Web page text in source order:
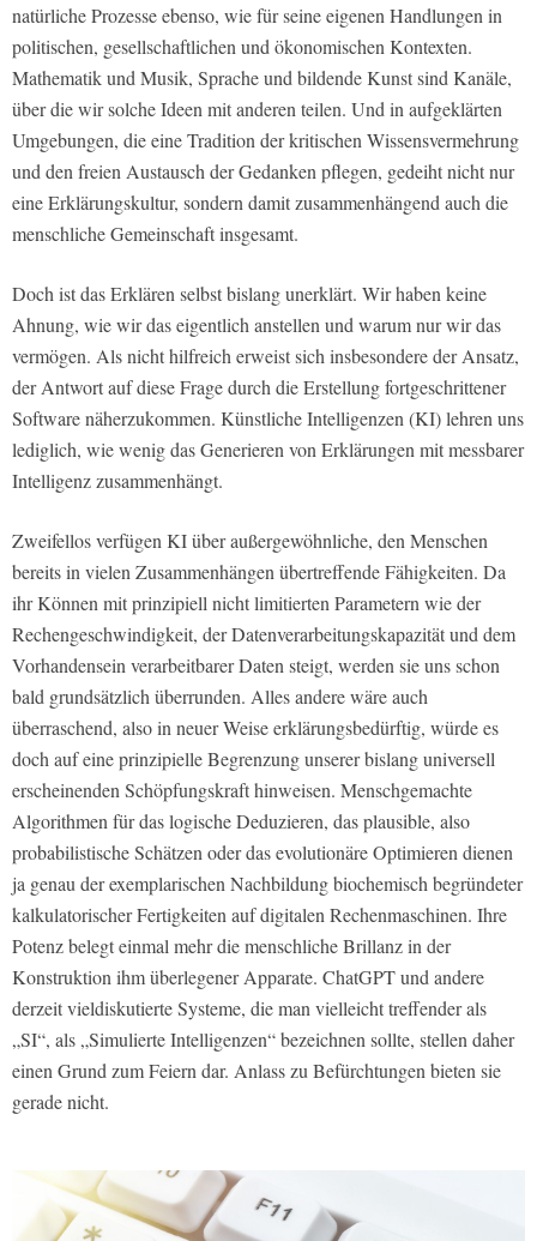
natürliche Prozesse ebenso, wie für seine eigenen Handlungen in
politischen, gesellschaftlichen und ökonomischen Kontexten.
Mathematik und Musik, Sprache und bildende Kunst sind Kanäle,
über die wir solche Ideen mit anderen teilen. Und in aufgeklärten
Umgebungen, die eine Tradition der kritischen Wissensvermehrung
und den freien Austausch der Gedanken pflegen, gedeiht nicht nur
eine Erklärungskultur, sondern damit zusammenhängend auch die
menschliche Gemeinschaft insgesamt.
Doch ist das Erklären selbst bislang unerklärt. Wir haben keine
Ahnung, wie wir das eigentlich anstellen und warum nur wir das
vermögen. Als nicht hilfreich erweist sich insbesondere der Ansatz,
der Antwort auf diese Frage durch die Erstellung fortgeschrittener
Software näherzukommen. Künstliche Intelligenzen (KI) lehren uns
lediglich, wie wenig das Generieren von Erklärungen mit messbarer
Intelligenz zusammenhängt.
Zweifellos verfügen KI über außergewöhnliche, den Menschen
bereits in vielen Zusammenhängen übertreffende Fähigkeiten. Da
ihr Können mit prinzipiell nicht limitierten Parametern wie der
Rechengeschwindigkeit, der Datenverarbeitungskapazität und dem
Vorhandensein verarbeitbarer Daten steigt, werden sie uns schon
bald grundsätzlich überrunden. Alles andere wäre auch
überraschend, also in neuer Weise erklärungsbedürftig, würde es
doch auf eine prinzipielle Begrenzung unserer bislang universell
erscheinenden Schöpfungskraft hinweisen. Menschgemachte
Algorithmen für das logische Deduzieren, das plausible, also
probabilistische Schätzen oder das evolutionäre Optimieren dienen
ja genau der exemplarischen Nachbildung biochemisch begründeter
kalkulatorischer Fertigkeiten auf digitalen Rechenmaschinen. Ihre
Potenz belegt einmal mehr die menschliche Brillanz in der
Konstruktion ihm überlegener Apparate. ChatGPT und andere
derzeit vieldiskutierte Systeme, die man vielleicht treffender als
„SI“, als „Simulierte Intelligenzen“ bezeichnen sollte, stellen daher
einen Grund zum Feiern dar. Anlass zu Befürchtungen bieten sie
gerade nicht.